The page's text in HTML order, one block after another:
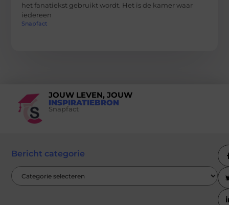
het fanatiekst gebruikt wordt. Het is de kamer waar
iedereen
Snapfact
JOUW LEVEN, JOUW
INSPIRATIEBRON
Snapfact
Bericht categorie